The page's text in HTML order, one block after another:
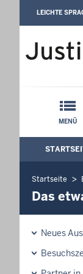
Leichte
LEICHTE
MENÜ
Startseite
Das
Neues